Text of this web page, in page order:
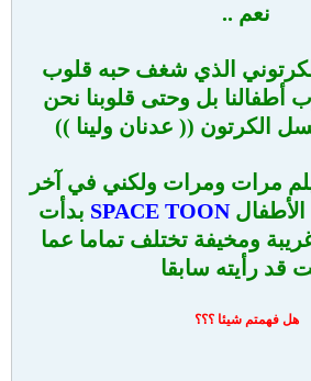
نعم ..
الكرتوني الذي شغف حبه قلوب
أطفالنا بل وحتى قلوبنا نحن
الكرتون (( عدنان ولينا ))
مرات ومرات ولكني في آخر
SPACE TOON
بدأت
ومخيفة تختلف تماما عما
قد رأيته سابقا
هل فهمتم شيئا ؟؟؟